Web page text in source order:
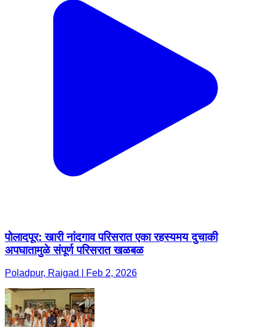
पोलादपूर: खारी नांदगाव परिसरात एका रहस्यमय दुचाकी
अपघातामुळे संपूर्ण परिसरात खळबळ
Poladpur, Raigad | Feb 2, 2026